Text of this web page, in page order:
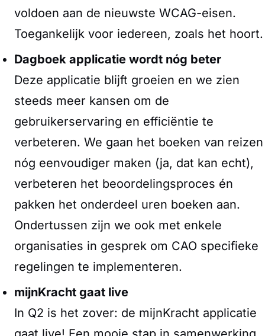
voldoen aan de nieuwste WCAG-eisen.
Toegankelijk voor iedereen, zoals het hoort.
Dagboek applicatie wordt nóg beter
Deze applicatie blijft groeien en we zien
steeds meer kansen om de
gebruikerservaring en efficiëntie te
verbeteren. We gaan het boeken van reizen
nóg eenvoudiger maken (ja, dat kan echt),
verbeteren het beoordelingsproces én
pakken het onderdeel uren boeken aan.
Ondertussen zijn we ook met enkele
organisaties in gesprek om CAO specifieke
regelingen te implementeren.
mijnKracht gaat live
In Q2 is het zover: de mijnKracht applicatie